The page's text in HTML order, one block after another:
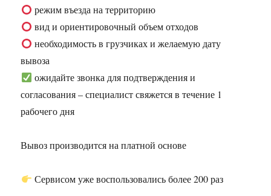
режим въезда на территорию
вид и ориентировочный объем отходов
необходимость в грузчиках и желаемую дату
вывоза
ожидайте звонка для подтверждения и
согласования – специалист свяжется в течение 1
рабочего дня
Вывоз производится на платной основе
Сервисом уже воспользовались более 200 раз